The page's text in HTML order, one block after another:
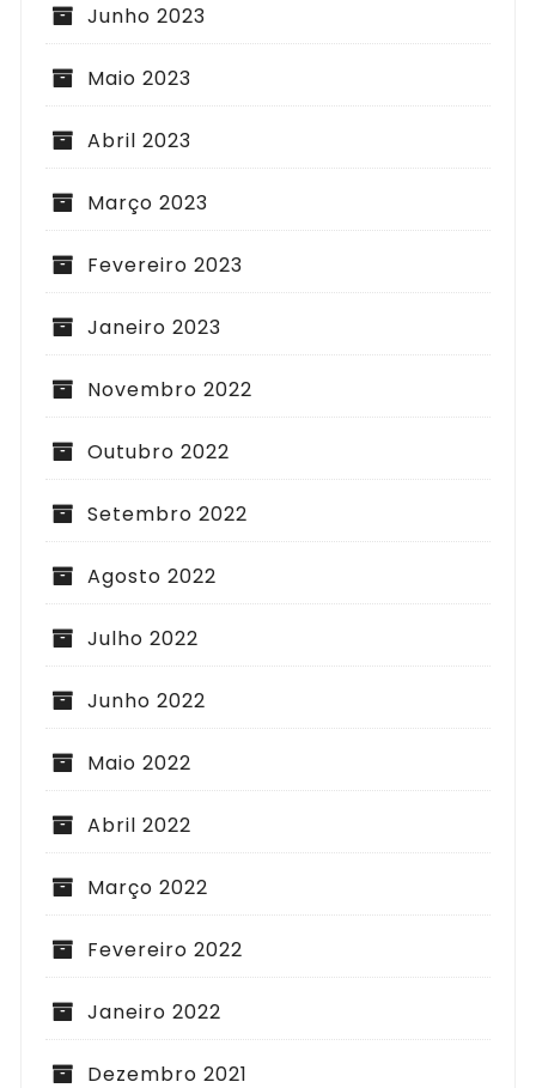
Junho 2023
Maio 2023
Abril 2023
Março 2023
Fevereiro 2023
Janeiro 2023
Novembro 2022
Outubro 2022
Setembro 2022
Agosto 2022
Julho 2022
Junho 2022
Maio 2022
Abril 2022
Março 2022
Fevereiro 2022
Janeiro 2022
Dezembro 2021